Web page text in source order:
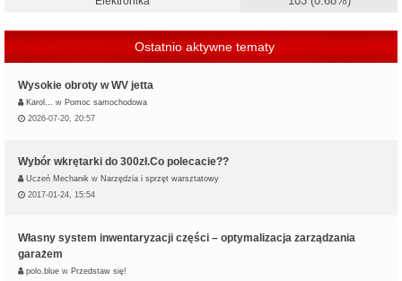
Ostatnio aktywne tematy
Wysokie obroty w WV jetta
Karol… w Pomoc samochodowa
2026-07-20, 20:57
Wybór wkrętarki do 300zł.Co polecacie??
Uczeń Mechanik w Narzędzia i sprzęt warsztatowy
2017-01-24, 15:54
Własny system inwentaryzacji części – optymalizacja zarządzania
garażem
polo.blue w Przedstaw się!